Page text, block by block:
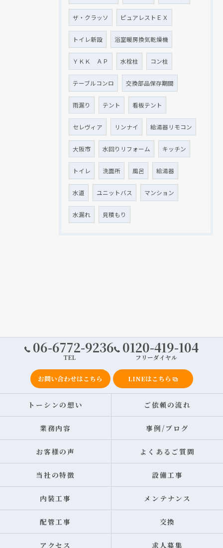
ザ・クラッソ ピュアレストＥＸ
トイレ新設 浴室暖房換気乾燥機
ＹＫＫ ＡＰ 水栓柱 コン柱
テーブルコンロ 交換部品保存期間
雨漏り テント 看板テント
セレヴィア リンナイ 給湯器リモコン
大阪市 水回りリフォーム キッチン
トイレ 洗面所 風呂 給湯器
水道 ユニットバス マンション
水漏れ 見積もり
06-6772-9236
TEL
0120-419-104
フリーダイヤル
お問い合わせはこちら LINEはこちら
トーシンの想い ご依頼の流れ
業務内容 事例/ブログ
お客様の声 よくあるご質問
当社の特徴 設備工事
内装工事 メンテナンス
配管工事 交換
アクセス 求人募集